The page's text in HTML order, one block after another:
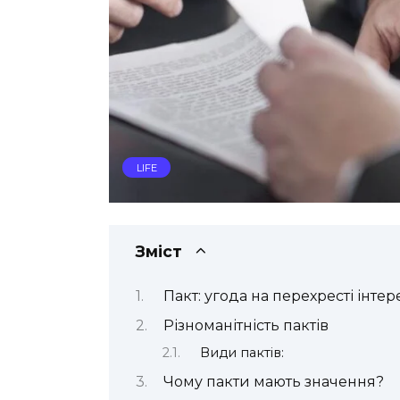
LIFE
Зміст
Пакт: угода на перехресті
Різноманітність пактів
Види пактів:
Чому пакти мають значення?